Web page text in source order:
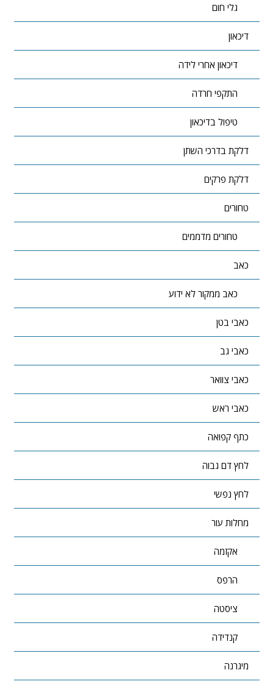
גלי חום
דיכאון
דיכאון אחרי לידה
התקפי חרדה
טיפול בדיכאון
דלקת בדרכי השתן
דלקת פרקים
טחורים
טחורים מדממים
כאב
כאב ממקור לא ידוע
כאבי בטן
כאבי גב
כאבי צוואר
כאבי ראש
כתף קפואה
לחץ דם גבוה
לחץ נפשי
מחלות עור
אקזמה
הרפס
ציסטה
קנדידה
מיגרנה